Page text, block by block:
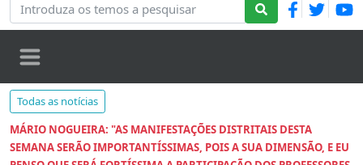
Todas as notícias
MÁRIO NOGUEIRA: "AS MANIFESTAÇÕES DISTRITAIS DESTA
SEMANA SERÃO IMPORTANTÍSSIMAS, POIS A SUA DIMENSÃO, E EU